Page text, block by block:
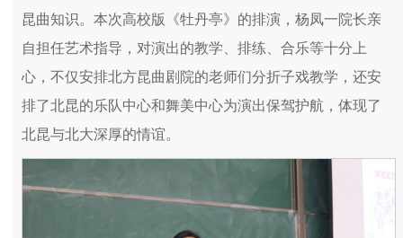
昆曲知识。本次高校版《牡丹亭》的排演，杨凤一院长亲
自担任艺术指导，对演出的教学、排练、合乐等十分上
心，不仅安排北方昆曲剧院的老师们分折子戏教学，还安
排了北昆的乐队中心和舞美中心为演出保驾护航，体现了
北昆与北大深厚的情谊。